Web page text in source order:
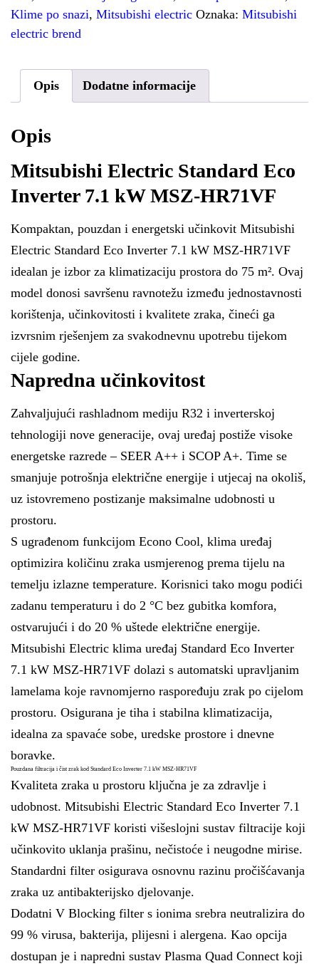
Klime po snazi, Mitsubishi electric Oznaka: Mitsubishi
electric brend
Opis Dodatne informacije
Opis
Mitsubishi Electric Standard Eco
Inverter 7.1 kW MSZ-HR71VF
Kompaktan, pouzdan i energetski učinkovit Mitsubishi
Electric Standard Eco Inverter 7.1 kW MSZ-HR71VF
idealan je izbor za klimatizaciju prostora do 75 m². Ovaj
model donosi savršenu ravnotežu između jednostavnosti
korištenja, učinkovitosti i kvalitete zraka, čineći ga
izvrsnim rješenjem za svakodnevnu upotrebu tijekom
cijele godine.
Napredna učinkovitost
Zahvaljujući rashladnom mediju R32 i inverterskoj
tehnologiji nove generacije, ovaj uređaj postiže visoke
energetske razrede – SEER A++ i SCOP A+. Time se
smanjuje potrošnja električne energije i utjecaj na okoliš,
uz istovremeno postizanje maksimalne udobnosti u
prostoru.
S ugrađenom funkcijom Econo Cool, klima uređaj
optimizira količinu zraka usmjerenog prema tijelu na
temelju izlazne temperature. Korisnici tako mogu podići
zadanu temperaturu i do 2 °C bez gubitka komfora,
ostvarujući i do 20 % uštede električne energije.
Mitsubishi Electric klima uređaj Standard Eco Inverter
7.1 kW MSZ-HR71VF dolazi s automatski upravljanim
lamelama koje ravnomjerno raspoređuju zrak po cijelom
prostoru. Osigurana je tiha i stabilna klimatizacija,
idealna za spavaće sobe, uredske prostore i dnevne
boravke.
Pouzdana filtracija i čist zrak kod Standard Eco Inverter 7.1 kW MSZ-HR71VF
Kvaliteta zraka u prostoru ključna je za zdravlje i
udobnost. Mitsubishi Electric Standard Eco Inverter 7.1
kW MSZ-HR71VF koristi višeslojni sustav filtracije koji
učinkovito uklanja prašinu, nečistoće i neugodne mirise.
Standardni filter osigurava osnovnu razinu pročišćavanja
zraka uz antibakterijsko djelovanje.
Dodatni V Blocking filter s ionima srebra neutralizira do
99 % virusa, bakterija, plijesni i alergena. Kao opcija
dostupan je i napredni sustav Plasma Quad Connect koji